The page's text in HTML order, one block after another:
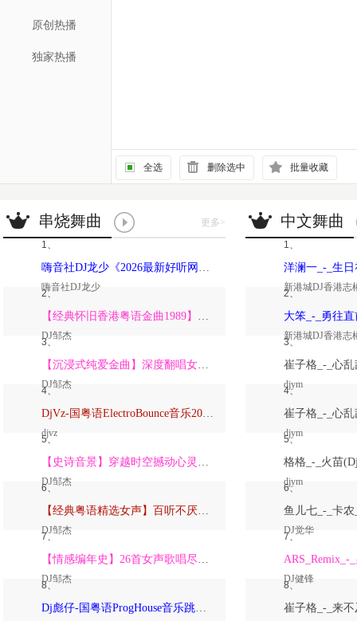
原创热播
独家热播
全选 删除选中 批量收藏
串烧舞曲 更多>
1、
嗨音社DJ龙少《2026最新好听网络伤感歌曲推荐·深爱过的人一生惦记》
嗨音社DJ龙少
2、
【经典怀旧香港粤语金曲1989】高潮版【DJ邹杰】
DJ邹杰
3、
【沉浸式纯爱金曲】深度翻唱女声版【DJ邹杰】_
DJ邹杰
4、
DjVz-国粤语ElectroBounce音乐2026讲不出再见怀旧版蹦迪跳舞大碟
djvz
5、
【史诗音景】穿越时空撼动心灵的管弦乐【DJ邹杰】
DJ邹杰
6、
【经典粤语精选女声】百听不厌深度翻唱版【DJ邹杰】_
DJ邹杰
7、
【情感编年史】26首女声歌唱尽从暗恋到放下的全部【DJ邹杰】
DJ邹杰
8、
Dj彪仔-国粤语ProgHouse音乐跳舞街vs心要让你听见串烧Vol.39
中文舞曲
1、
新港城DJ香港志
2、
新港城DJ香港志
3、
djym
4、
djym
5、
djym
6、
DJ觉华
7、
DJ健锋
8、